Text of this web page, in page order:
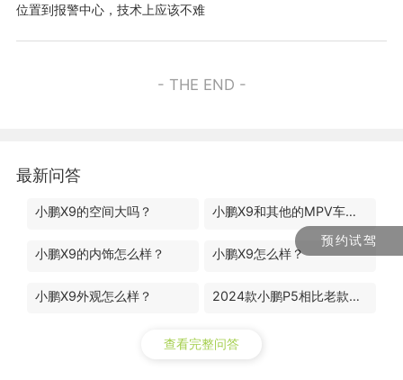
预约试驾
位置到报警中心，技术上应该不难
- THE END -
最新问答
小鹏X9的空间大吗？ 小鹏X9和其他的MPV车型有什么区别？
小鹏X9的内饰怎么样？ 小鹏X9怎么样？
小鹏X9外观怎么样？ 2024款小鹏P5相比老款升级了哪些地方？
查看完整问答